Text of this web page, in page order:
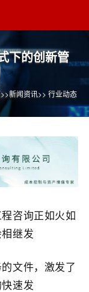
下的创新管
>>新闻资讯>> 行业动态
咨询正如火如
继发
文件，激发了
速发